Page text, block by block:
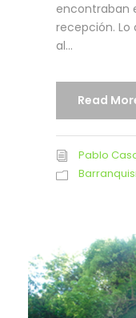
encontraban
recepción. Lo
al...
Read
Pablo